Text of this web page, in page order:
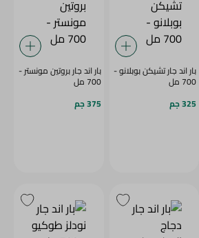
بار اند جار تشيكن بوبلانو -
700 مل
325 جم
بار اند جار بروتين مونستر -
700 مل
375 جم